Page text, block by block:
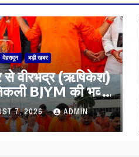
देहरादून बड़ी खबर
से वीरभद्र (ऋषिकेश)
BJYM की भव्य
तेजस्वी सूर्या ने
व प्रदेशवासियों के
की कामना
7, 2026 ADMIN